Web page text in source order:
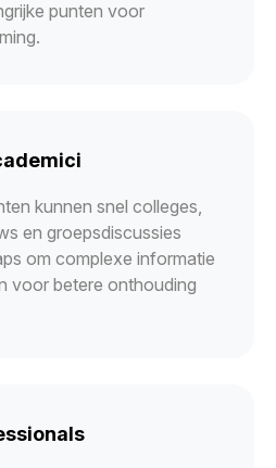
punten voor
kunnen snel colleges,
en groepsdiscussies
om complexe informatie
voor betere onthouding